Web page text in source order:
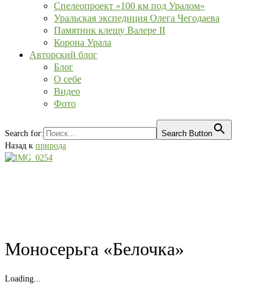
Спелеопроект «100 км под Уралом»
Уральская экспедиция Олега Чегодаева
Памятник клещу Валере II
Корона Урала
Авторский блог
Блог
О себе
Видео
Фото
Search for:
Search Button
Назад к природа
Моносерьга «Белочка»
Loading...